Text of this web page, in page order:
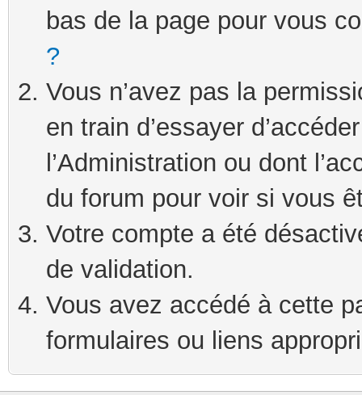
bas de la page pour vous
?
Vous n’avez pas la
en train d’essayer
l’Administration ou dont
du forum pour voir si vous
Votre compte a été
de validation.
Vous avez accédé à cette
formulaires ou liens